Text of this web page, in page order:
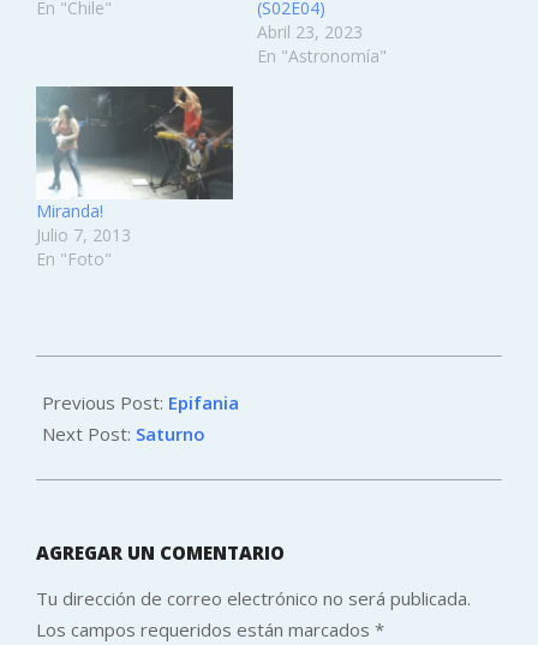
En "Chile"
(S02E04)
Abril 23, 2023
En "Astronomía"
Miranda!
Julio 7, 2013
En "Foto"
06-
03
Previous Post: Epifania
Next Post: Saturno
AGREGAR UN COMENTARIO
Tu dirección de correo electrónico no será publicada.
Los campos requeridos están marcados *